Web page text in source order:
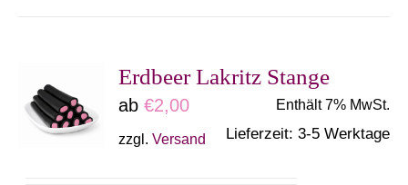
auf.
Die
Optionen
Erdbeer Lakritz Stange
ab€2,00 Enthält 7% MwSt.
zzgl.Versand Lieferzeit: 3-5 Werktage